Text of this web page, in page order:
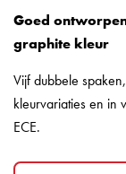
Goed
graphite kleur
Vijf dubbele
kleurvariaties en in
ECE.